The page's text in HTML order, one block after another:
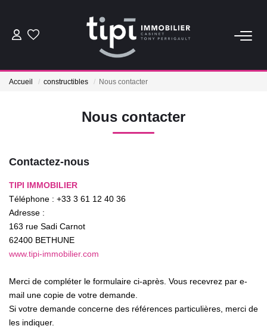
ACHETER
Nos Biens Locations
GESTION LOCATIVE
ESTIMATION
Accueil constructibles Nous contacter
Nous contacter
Contactez-nous
TIPI IMMOBILIER
Téléphone : +33 3 61 12 40 36
Adresse :
163 rue Sadi Carnot
62400 BETHUNE
www.tipi-immobilier.com
Merci de compléter le formulaire ci-après. Vous recevrez par e-
mail une copie de votre demande.
Si votre demande concerne des références particulières, merci de
les indiquer.